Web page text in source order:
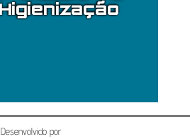
Desenvolvido por